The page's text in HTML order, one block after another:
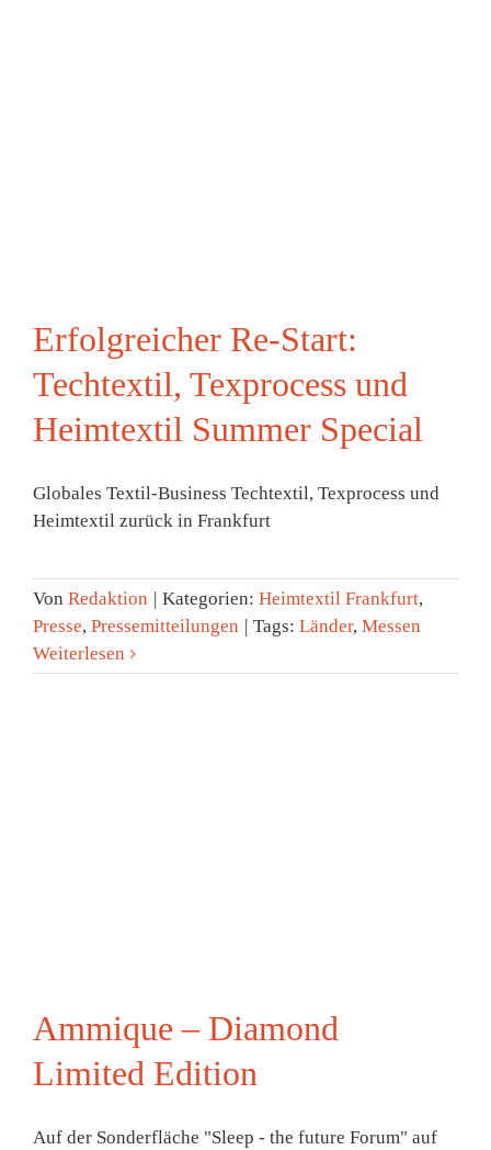
Erfolgreicher Re-Start:
Techtextil, Texprocess und
Heimtextil Summer Special
Globales Textil-Business Techtextil, Texprocess und
Heimtextil zurück in Frankfurt
Von Redaktion | Kategorien: Heimtextil Frankfurt,
Presse, Pressemitteilungen | Tags: Länder, Messen
Weiterlesen
Ammique – Diamond
Limited Edition
Auf der Sonderfläche "Sleep - the future Forum" auf